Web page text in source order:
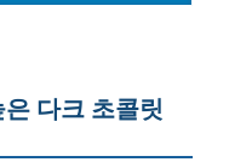
다크 초콜릿